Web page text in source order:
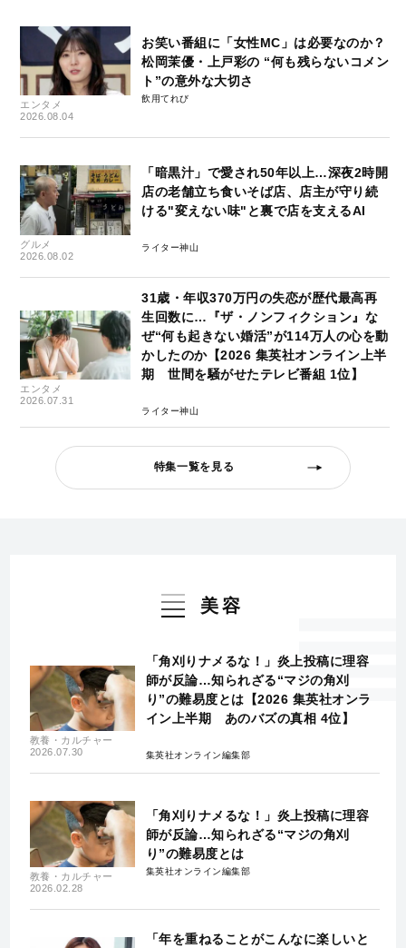
エンタメ
2026.08.04
お笑い番組に「女性MC」は必要なのか？
松岡茉優・上戸彩の “何も残らないコメン
ト”の意外な大切さ
飲用てれび
グルメ
2026.08.02
「暗黒汁」で愛され50年以上…深夜2時開
店の老舗立ち食いそば店、店主が守り続
ける"変えない味"と裏で店を支えるAI
ライター神山
エンタメ
2026.07.31
31歳・年収370万円の失恋が歴代最高再
生回数に…『ザ・ノンフィクション』な
ぜ“何も起きない婚活”が114万人の心を動
かしたのか【2026 集英社オンライン上半
期 世間を騒がせたテレビ番組 1位】
ライター神山
特集一覧を見る
美容
教養・カルチャー
2026.07.30
「角刈りナメるな！」炎上投稿に理容
師が反論…知られざる“マジの角刈
り”の難易度とは【2026 集英社オンラ
イン上半期 あのバズの真相 4位】
集英社オンライン編集部
教養・カルチャー
2026.02.28
「角刈りナメるな！」炎上投稿に理容
師が反論…知られざる“マジの角刈
り”の難易度とは
集英社オンライン編集部
「年を重ねることがこんなに楽しいと